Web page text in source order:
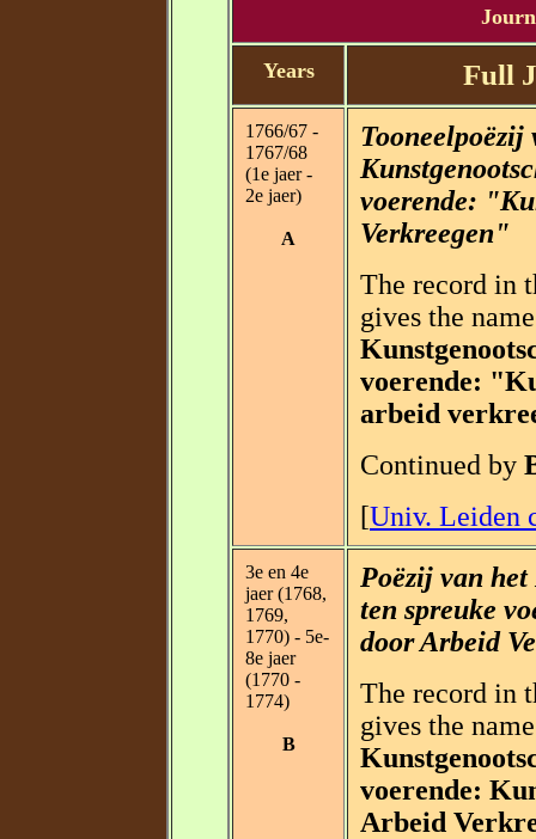
Years Full
1766/67 -
1767/68
(1e jaer -
2e jaer)
A
Tooneelpoëzij
voerende:
Verkreegen"
The record in
gives the
voerende:
arbeid
Continued by
[Univ. Leiden
3e en 4e
jaer (1768,
1769,
1770) - 5e-
8e jaer
(1770 -
1774)
B
Poëzij van
ten spreuke
door Arbeid
The record in
gives the
voerende:
Arbeid